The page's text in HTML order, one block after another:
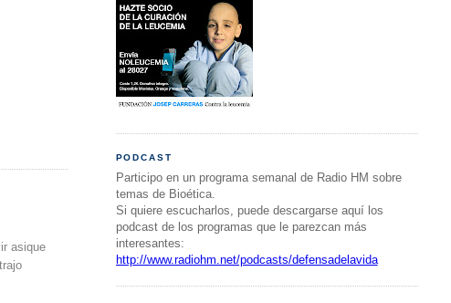
asique
PODCAST
Participo en un programa semanal de Radio HM sobre
temas de Bioética.
Si quiere escucharlos, puede descargarse aquí los
podcast de los programas que le parezcan más
interesantes:
http://www.radiohm.net/podcasts/defensadelavida